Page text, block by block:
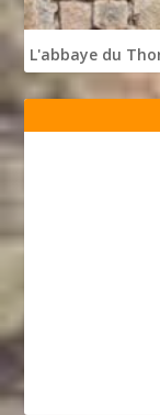
L'abbaye du